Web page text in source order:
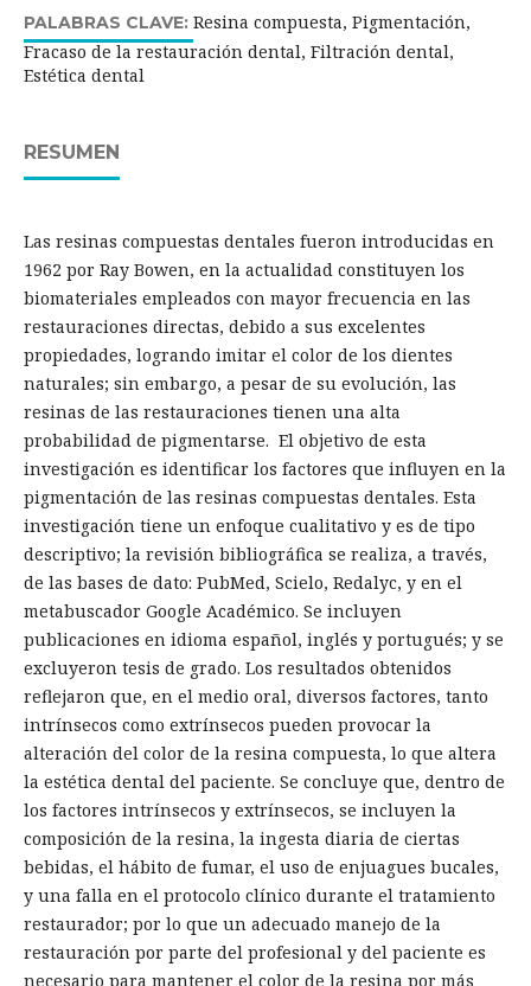
PALABRAS CLAVE: Resina compuesta, Pigmentación,
Fracaso de la restauración dental, Filtración dental,
Estética dental
RESUMEN
Las resinas compuestas dentales fueron introducidas en
1962 por Ray Bowen, en la actualidad constituyen los
biomateriales empleados con mayor frecuencia en las
restauraciones directas, debido a sus excelentes
propiedades, logrando imitar el color de los dientes
naturales; sin embargo, a pesar de su evolución, las
resinas de las restauraciones tienen una alta
probabilidad de pigmentarse. El objetivo de esta
investigación es identificar los factores que influyen en la
pigmentación de las resinas compuestas dentales. Esta
investigación tiene un enfoque cualitativo y es de tipo
descriptivo; la revisión bibliográfica se realiza, a través,
de las bases de dato: PubMed, Scielo, Redalyc, y en el
metabuscador Google Académico. Se incluyen
publicaciones en idioma español, inglés y portugués; y se
excluyeron tesis de grado. Los resultados obtenidos
reflejaron que, en el medio oral, diversos factores, tanto
intrínsecos como extrínsecos pueden provocar la
alteración del color de la resina compuesta, lo que altera
la estética dental del paciente. Se concluye que, dentro de
los factores intrínsecos y extrínsecos, se incluyen la
composición de la resina, la ingesta diaria de ciertas
bebidas, el hábito de fumar, el uso de enjuagues bucales,
y una falla en el protocolo clínico durante el tratamiento
restaurador; por lo que un adecuado manejo de la
restauración por parte del profesional y del paciente es
necesario para mantener el color de la resina por más